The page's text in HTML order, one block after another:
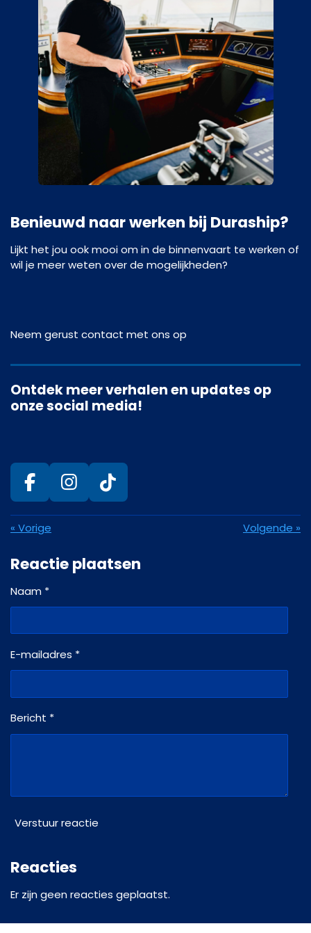
Benieuwd naar werken bij Duraship?
Lijkt het jou ook mooi om in de binnenvaart te werken of
wil je meer weten over de mogelijkheden?
Neem gerust contact met ons op
Ontdek meer verhalen en updates op
onze social media!
F
a
c
b
o
o
I
n
a
r
m
T
i
o
« Vorige Volgende »
Reactie plaatsen
Naam *
E-mailadres *
Bericht *
Verstuur reactie
Reacties
Er zijn geen reacties geplaatst.